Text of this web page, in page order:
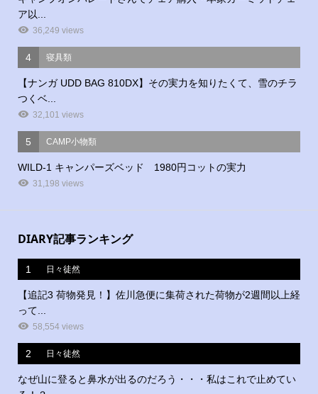
ア以...
36,249 views
4 寝具類
【ナンガ UDD BAG 810DX】その実力を知りたくて、雪のチラ
つくベ...
32,101 views
5 CAMP小物類
WILD-1 キャンパーズベッド 1980円コットの実力
31,198 views
DIARY記事ランキング
1 日々徒然
【追記3 荷物発見！】佐川急便に集荷された荷物が2週間以上経
って...
58,554 views
2 日々徒然
なぜ山に登ると鼻水が出るのだろう・・・私はこれで止めてい